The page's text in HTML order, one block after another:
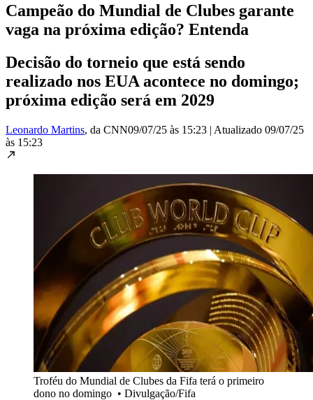
Campeão do Mundial de Clubes garante
vaga na próxima edição? Entenda
Decisão do torneio que está sendo
realizado nos EUA acontece no domingo;
próxima edição será em 2029
Leonardo Martins, da CNN09/07/25 às 15:23 | Atualizado 09/07/25
às 15:23
Troféu do Mundial de Clubes da Fifa terá o primeiro
dono no domingo • Divulgação/Fifa